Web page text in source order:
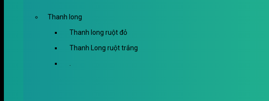
Thanh long
Thanh long ruột đỏ
Thanh Long ruột trắng